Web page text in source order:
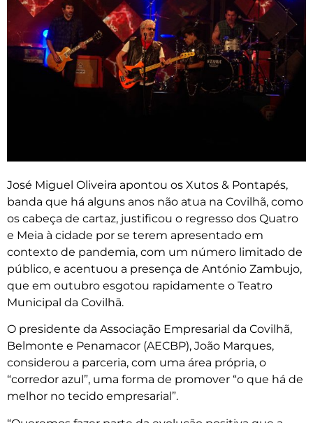
José Miguel Oliveira apontou os Xutos & Pontapés,
banda que há alguns anos não atua na Covilhã, como
os cabeça de cartaz, justificou o regresso dos Quatro
e Meia à cidade por se terem apresentado em
contexto de pandemia, com um número limitado de
público, e acentuou a presença de António Zambujo,
que em outubro esgotou rapidamente o Teatro
Municipal da Covilhã.
O presidente da Associação Empresarial da Covilhã,
Belmonte e Penamacor (AECBP), João Marques,
considerou a parceria, com uma área própria, o
“corredor azul”, uma forma de promover “o que há de
melhor no tecido empresarial”.